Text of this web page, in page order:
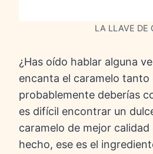
LA LLAVE DE
¿Has oído hablar alguna
encanta el caramelo
probablemente deberías
es difícil encontrar un
caramelo de mejor calidad
hecho, ese es el